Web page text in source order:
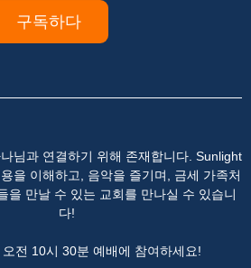
구독하다
님과 연결하기 위해 존재합니다. Sunlight
을 이해하고, 음악을 즐기며, 금세 가족처
을 만날 수 있는 교회를 만나실 수 있습니
다!
전 10시 30분 예배에 참여하세요!